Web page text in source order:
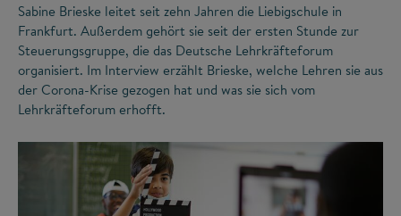
Sabine Brieske leitet seit zehn Jahren die Liebigschule in
Frankfurt. Außerdem gehört sie seit der ersten Stunde zur
Steuerungsgruppe, die das Deutsche Lehrkräfteforum
organisiert. Im Interview erzählt Brieske, welche Lehren sie aus
der Corona-Krise gezogen hat und was sie sich vom
Lehrkräfteforum erhofft.